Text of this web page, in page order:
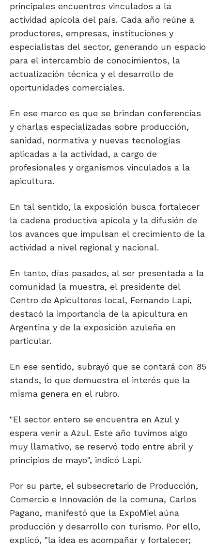
principales encuentros vinculados a la
actividad apícola del país. Cada año reúne a
productores, empresas, instituciones y
especialistas del sector, generando un espacio
para el intercambio de conocimientos, la
actualización técnica y el desarrollo de
oportunidades comerciales.
En ese marco es que se brindan conferencias
y charlas especializadas sobre producción,
sanidad, normativa y nuevas tecnologías
aplicadas a la actividad, a cargo de
profesionales y organismos vinculados a la
apicultura.
En tal sentido, la exposición busca fortalecer
la cadena productiva apícola y la difusión de
los avances que impulsan el crecimiento de la
actividad a nivel regional y nacional.
En tanto, días pasados, al ser presentada a la
comunidad la muestra, el presidente del
Centro de Apicultores local, Fernando Lapi,
destacó la importancia de la apicultura en
Argentina y de la exposición azuleña en
particular.
En ese sentido, subrayó que se contará con 85
stands, lo que demuestra el interés que la
misma genera en el rubro.
"El sector entero se encuentra en Azul y
espera venir a Azul. Este año tuvimos algo
muy llamativo, se reservó todo entre abril y
principios de mayo", indicó Lapi.
Por su parte, el subsecretario de Producción,
Comercio e Innovación de la comuna, Carlos
Pagano, manifestó que la ExpoMiel aúna
producción y desarrollo con turismo. Por ello,
explicó, "la idea es acompañar y fortalecer;